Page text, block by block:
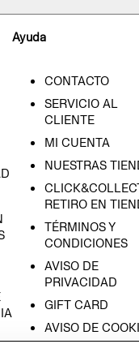
Ayuda
CONTACTO
SERVICIO AL
CLIENTE
MI CUENTA
NUESTRAS
RETIRO EN
TÉRMINOS Y
CONDICIONES
AVISO DE
PRIVACIDAD
GIFT CARD
AVISO DE